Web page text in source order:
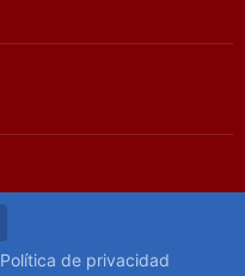
Política de privacidad